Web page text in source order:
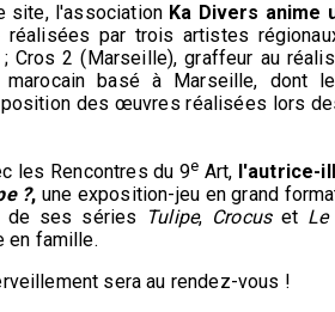
site, l'association Ka Divers anime
par trois artistes
Cros 2 (Marseille), graffeur au
marocain basé à Marseille, dont
des œuvres réalisées lors
les Rencontres du 9e Art, l'autrice-
?, une exposition-jeu en grand
de ses séries
Tulipe, Crocuset
en famille.
sera au rendez-vous !